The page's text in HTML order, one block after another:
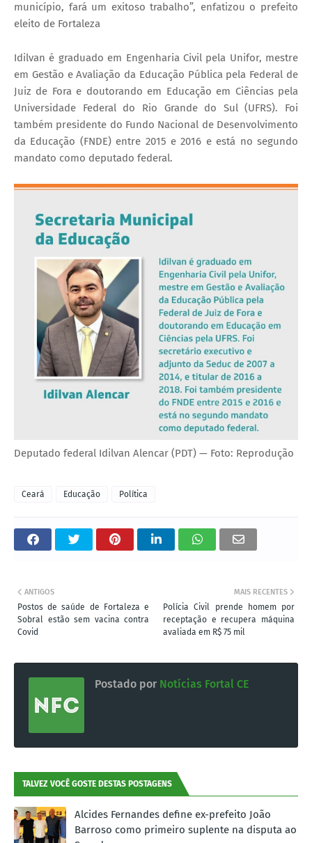
município, fará um exitoso trabalho”, enfatizou o prefeito
eleito de Fortaleza
Idilvan é graduado em Engenharia Civil pela Unifor, mestre
em Gestão e Avaliação da Educação Pública pela Federal de
Juiz de Fora e doutorando em Educação em Ciências pela
Universidade Federal do Rio Grande do Sul (UFRS). Foi
também presidente do Fundo Nacional de Desenvolvimento
da Educação (FNDE) entre 2015 e 2016 e está no segundo
mandato como deputado federal.
Deputado federal Idilvan Alencar (PDT) — Foto: Reprodução
Ceará Educação Política
MAIS RECENTES
Polícia Civil prende homem por
receptação e recupera máquina
avaliada em R$ 75 mil
ANTIGOS
Postos de saúde de Fortaleza e
Sobral estão sem vacina contra
Covid
Postado por Notícias Fortal CE
TALVEZ VOCÊ GOSTE DESTAS POSTAGENS
Alcides Fernandes define ex-prefeito João
Barroso como primeiro suplente na disputa ao